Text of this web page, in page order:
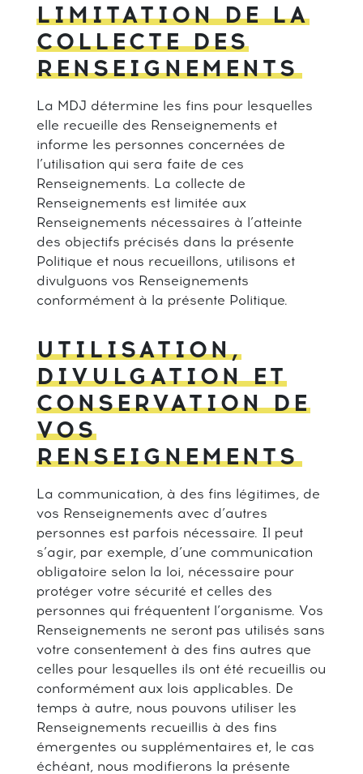
LIMITATION DE LA
COLLECTE DES
RENSEIGNEMENTS
La MDJ détermine les fins pour lesquelles
elle recueille des Renseignements et
informe les personnes concernées de
l’utilisation qui sera faite de ces
Renseignements. La collecte de
Renseignements est limitée aux
Renseignements nécessaires à l’atteinte
des objectifs précisés dans la présente
Politique et nous recueillons, utilisons et
divulguons vos Renseignements
conformément à la présente Politique.
UTILISATION,
DIVULGATION ET
CONSERVATION DE
VOS
RENSEIGNEMENTS
La communication, à des fins légitimes, de
vos Renseignements avec d’autres
personnes est parfois nécessaire. Il peut
s’agir, par exemple, d’une communication
obligatoire selon la loi, nécessaire pour
protéger votre sécurité et celles des
personnes qui fréquentent l’organisme. Vos
Renseignements ne seront pas utilisés sans
votre consentement à des fins autres que
celles pour lesquelles ils ont été recueillis ou
conformément aux lois applicables. De
temps à autre, nous pouvons utiliser les
Renseignements recueillis à des fins
émergentes ou supplémentaires et, le cas
échéant, nous modifierons la présente